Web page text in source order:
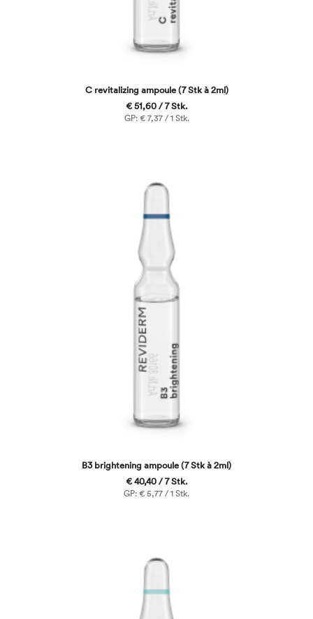
C revitalizing ampoule (7 Stk à 2ml)
€ 51,60 / 7 Stk.
GP: € 7,37 / 1 Stk.
B3 brightening ampoule (7 Stk à 2ml)
€ 40,40 / 7 Stk.
GP: € 5,77 / 1 Stk.